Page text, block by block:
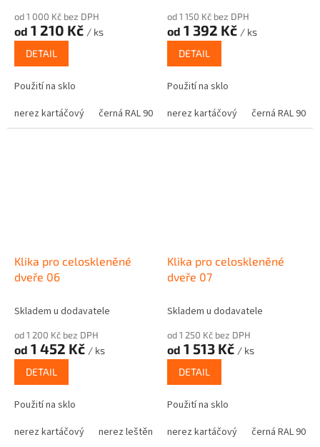
od 1 000 Kč bez DPH
od 1 210 Kč / ks
DETAIL
Použití na sklo
nerez kartáčový
černá RAL 9005 nástřik odstín RAL elox
od 1 150 Kč bez DPH
od 1 392 Kč / ks
DETAIL
Použití na sklo
nerez kartáčový
černá RAL 9005
Klika pro celoskleněné
dveře 06
Skladem u dodavatele
od 1 200 Kč bez DPH
od 1 452 Kč / ks
DETAIL
Použití na sklo
nerez kartáčový
nerez leštěný černá RAL 9005 nástřik odstín
Klika pro celoskleněné
dveře 07
Skladem u dodavatele
od 1 250 Kč bez DPH
od 1 513 Kč / ks
DETAIL
Použití na sklo
nerez kartáčový
černá RAL 9005